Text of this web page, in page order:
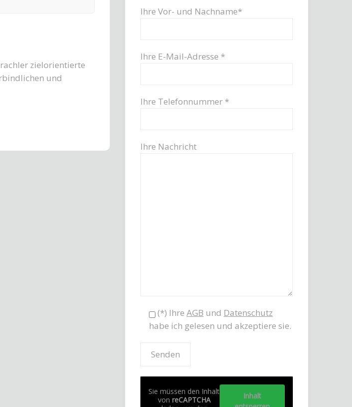
zielorientierte
und
Ihre Vor- und Nachname*
Ihre E-Mail-Adresse *
Ihre Telefonnummer *
Ihre Nachricht
(*) Ihre AGB und Datenschutz
habe ich gelesen und akzeptiere sie.
Sie müssen den Inhalt
von reCAPTCHA
Inhalt